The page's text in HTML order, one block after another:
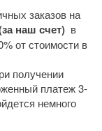
заказов на
наш счет) в
от стоимости в
получении
платеж 3-
немного